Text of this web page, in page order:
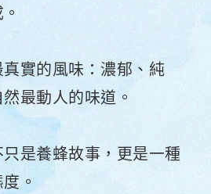
實的風味：濃郁、純
最動人的味道。
是養蜂故事，更是一種
。